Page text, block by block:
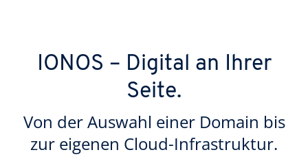
IONOS – Digital an Ihrer
Seite.
Von der Auswahl einer Domain bis
zur eigenen Cloud-Infrastruktur.